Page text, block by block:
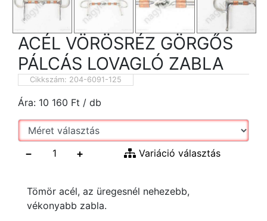
ACÉL VÖRÖSRÉZ GÖRGŐS
PÁLCÁS LOVAGLÓ ZABLA
Cikkszám: 204-6091-125
Ára: 10 160 Ft / db
− + Variáció választás
Tömör acél, az üregesnél nehezebb,
vékonyabb zabla.